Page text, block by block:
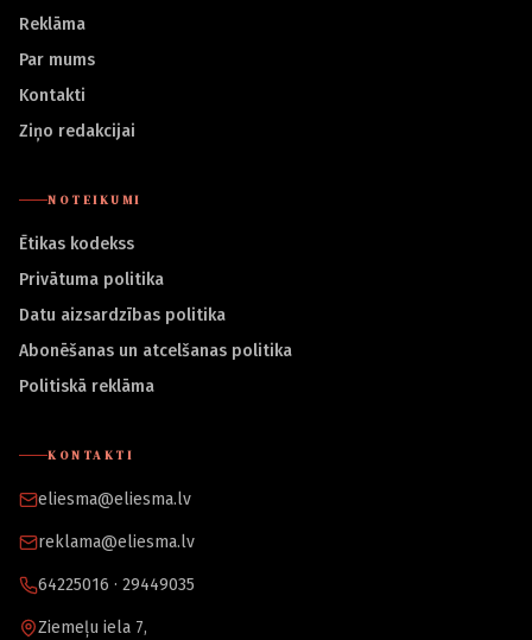
Reklāma
Par mums
Kontakti
Ziņo redakcijai
NOTEIKUMI
Ētikas kodekss
Privātuma politika
Datu aizsardzības politika
Abonēšanas un atcelšanas politika
Politiskā reklāma
KONTAKTI
eliesma@eliesma.lv
reklama@eliesma.lv
64225016 · 29449035
Ziemeļu iela 7,